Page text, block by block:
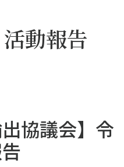
動報告
出協議会】令